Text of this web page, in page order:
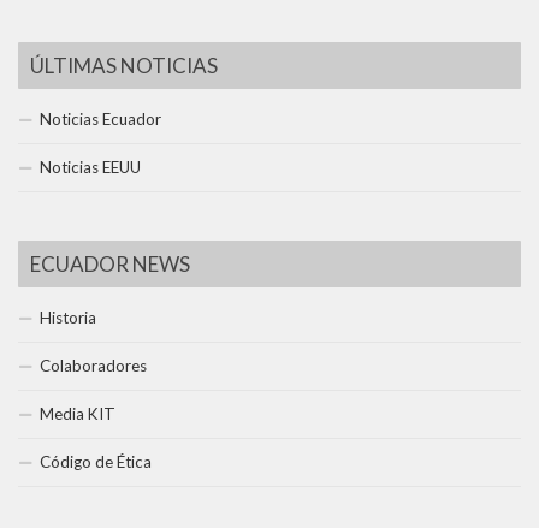
ÚLTIMAS NOTICIAS
Noticias Ecuador
Noticias EEUU
ECUADOR NEWS
Historia
Colaboradores
Media KIT
Código de Ética